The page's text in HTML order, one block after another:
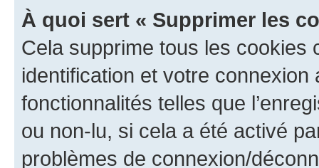
À quoi sert « Supprimer les
Cela supprime tous les cookies
identification et votre
fonctionnalités telles que
ou non-lu, si cela a été activé
problèmes de connexion/